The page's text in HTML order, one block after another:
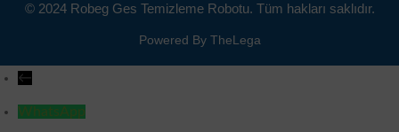
© 2024 Robeg Ges Temizleme Robotu. Tüm hakları saklıdır.
Powered By TheLega
←
WhatsApp